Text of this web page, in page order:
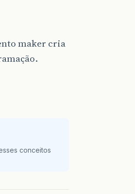
maker cria
conceitos